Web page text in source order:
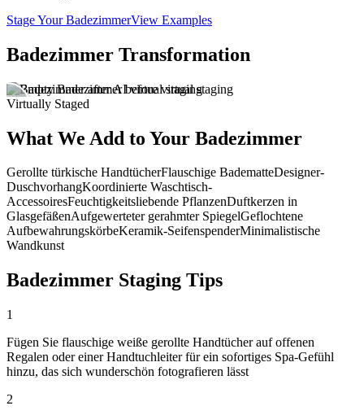
Stage Your BadezimmerView Examples
Badezimmer Transformation
Virtually Staged
What We Add to Your Badezimmer
Gerollte türkische HandtücherFlauschige BadematteDesigner-
DuschvorhangKoordinierte Waschtisch-
AccessoiresFeuchtigkeitsliebende PflanzenDuftkerzen in
GlasgefäßenAufgewerteter gerahmter SpiegelGeflochtene
AufbewahrungskörbeKeramik-SeifenspenderMinimalistische
Wandkunst
Badezimmer Staging Tips
1
Fügen Sie flauschige weiße gerollte Handtücher auf offenen
Regalen oder einer Handtuchleiter für ein sofortiges Spa-Gefühl
hinzu, das sich wunderschön fotografieren lässt
2